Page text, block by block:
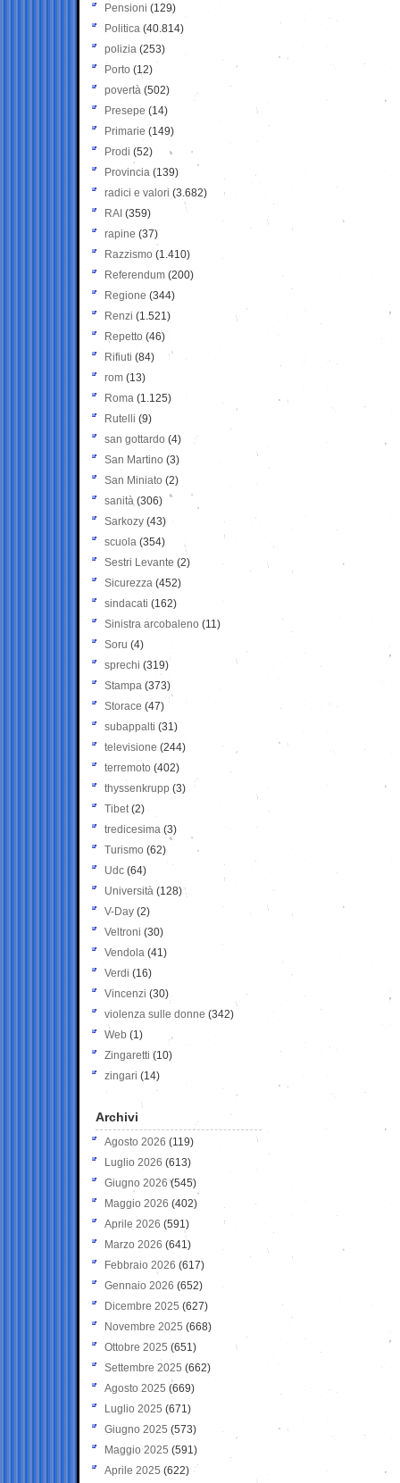
Pensioni (129)
Politica (40.814)
polizia (253)
Porto (12)
povertà (502)
Presepe (14)
Primarie (149)
Prodi (52)
Provincia (139)
radici e valori (3.682)
RAI (359)
rapine (37)
Razzismo (1.410)
Referendum (200)
Regione (344)
Renzi (1.521)
Repetto (46)
Rifiuti (84)
rom (13)
Roma (1.125)
Rutelli (9)
san gottardo (4)
San Martino (3)
San Miniato (2)
sanità (306)
Sarkozy (43)
scuola (354)
Sestri Levante (2)
Sicurezza (452)
sindacati (162)
Sinistra arcobaleno (11)
Soru (4)
sprechi (319)
Stampa (373)
Storace (47)
subappalti (31)
televisione(244)
terremoto (402)
thyssenkrupp (3)
Tibet(2)
tredicesima (3)
Turismo (62)
Udc (64)
Università (128)
V-Day (2)
Veltroni (30)
Vendola (41)
Verdi (16)
Vincenzi (30)
violenza sulle donne (342)
Web (1)
Zingaretti (10)
zingari (14)
Archivi
Agosto 2026 (119)
Luglio 2026 (613)
Giugno 2026 (545)
Maggio 2026 (402)
Aprile 2026 (591)
Marzo 2026 (641)
Febbraio 2026 (617)
Gennaio 2026 (652)
Dicembre 2025 (627)
Novembre 2025 (668)
Ottobre 2025 (651)
Settembre 2025 (662)
Agosto 2025 (669)
Luglio 2025 (671)
Giugno 2025 (573)
Maggio 2025 (591)
Aprile 2025 (622)